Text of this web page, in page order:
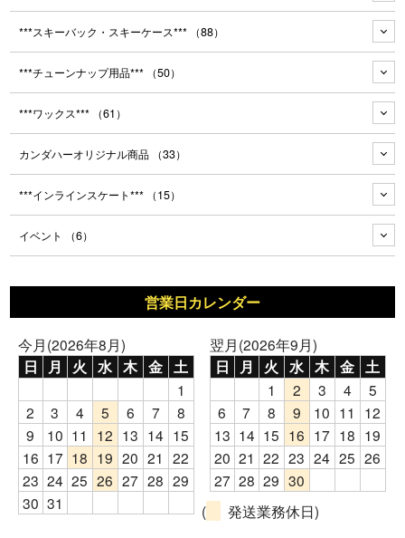
***スキーバック・スキーケース*** （88）
***チューンナップ用品*** （50）
***ワックス*** （61）
カンダハーオリジナル商品 （33）
***インラインスケート*** （15）
イベント （6）
営業日カレンダー
今月(2026年8月)
日 月 火 水 木 金 土
1
2
3 4 5 6 7
8
9
10 11 12 13 14 15
16 17 18 19 20 21 22
23 24 25 26 27 28 29
30 31
翌月(2026年9月)
日 月 火 水 木 金 土
1 2 3 4
5
6
7 8 9 10 11
12
13 14 15 16 17 18 19
20 21 22 23 24 25 26
27 28 29 30
(
発送業務休日)